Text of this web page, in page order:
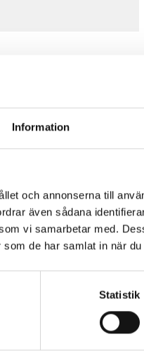
Information
och annonserna till
även sådana
vi samarbetar med.
de har samlat in när
Statistik
medicinering som
om följande saker
ta din medicin
med
och osäkerhet inför